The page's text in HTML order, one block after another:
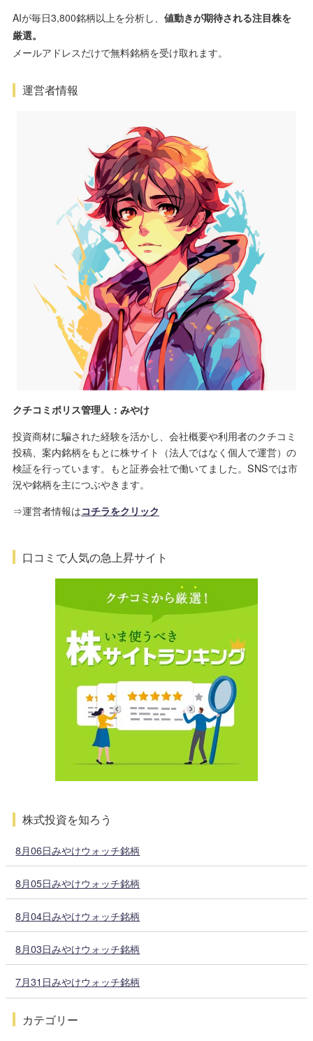
AIが毎日3,800銘柄以上を分析し、 値動きが期待される注目株を
厳選。
メールアドレスだけで無料銘柄を受け取れます。
運営者情報
クチコミポリス管理人：みやけ
投資商材に騙された経験を活かし、会社概要や利用者のクチコミ
投稿、案内銘柄をもとに株サイト（法人ではなく個人で運営）の
検証を行っています。もと証券会社で働いてました。SNSでは市
況や銘柄を主につぶやきます。
⇒運営者情報はコチラをクリック
口コミで人気の急上昇サイト
株式投資を知ろう
8月06日みやけウォッチ銘柄
8月05日みやけウォッチ銘柄
8月04日みやけウォッチ銘柄
8月03日みやけウォッチ銘柄
7月31日みやけウォッチ銘柄
カテゴリー